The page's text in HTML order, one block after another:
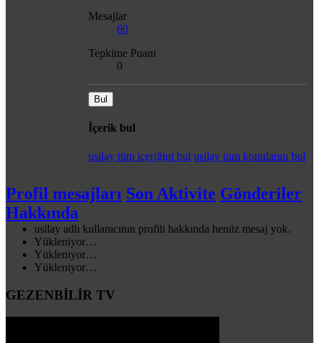
Mesajlar
60
Tepkime Puanı
0
Bul
İçerik bul
usilay tüm içeriğini bul usilay tüm konularını bul
Profil mesajları Son Aktivite Gönderiler
Hakkında
usilay adlı kullanıcının profili hakkında henüz mesaj yok.
Yükleniyor…
Yükleniyor…
Yükleniyor…
GEZENBİLİR TV